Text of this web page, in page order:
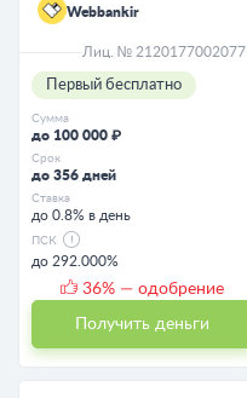
Webbankir
Лиц. № 2120177002077
Первый бесплатно
Сумма
до 100 000 ₽
Срок
до 356 дней
Ставка
до 0.8% в день
ПСК
до 292.000%
36% — одобрение
Получить деньги